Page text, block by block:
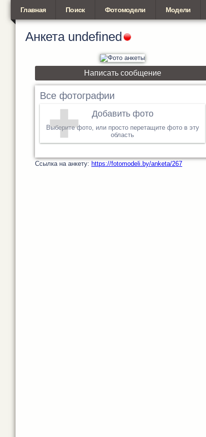
Главная Поиск Фотомодели Модели
Анкета undefined
Написать сообщение
Все фотографии
Добавить фото
Выберите фото, или просто перетащите фото в эту
область
Cсылка на анкету: https://fotomodeli.by/anketa/267